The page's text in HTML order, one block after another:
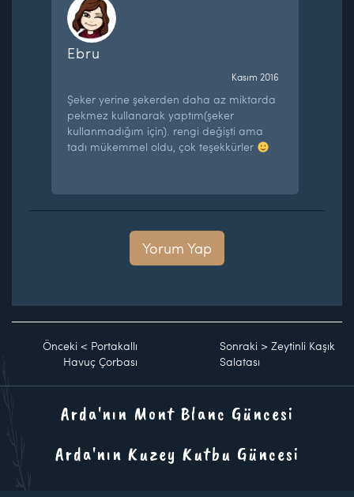
Ebru
Kasım 2016
Şeker yerine şekerden daha az miktarda
pekmez kullanarak yaptım(şeker
kullanmadığım için). rengi değişti ama
tadı mükemmel oldu, çok teşekkürler
Yorum Yap
Önceki < Portakallı
Havuç Çorbası
Sonraki >Zeytinli Kaşık
Salatası
Arda'nın Mont Blanc Güncesi
Arda'nın Kuzey Kutbu Güncesi